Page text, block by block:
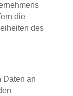
die
des
Daten an